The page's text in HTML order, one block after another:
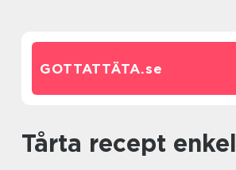
GOTTATTÄTA.se
tårta recept enkel